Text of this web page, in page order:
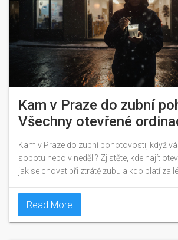
Kam v Praze do zubní
Všechny otevřené
se dostat v noci i v víkend
Kam v Praze do zubní pohotovosti, když
sobotu nebo v neděli? Zjistěte, kde najít
jak se chovat při ztrátě zubu a kdo platí za
Read More